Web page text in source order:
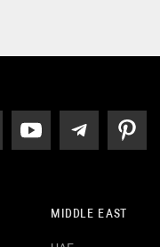
MIDDLE EAST